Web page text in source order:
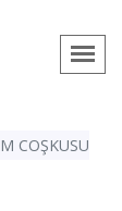
COŞKUSU